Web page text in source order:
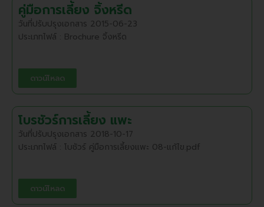
คู่มือการเลี้ยง จิ้งหรีด
วันที่ปรับปรุงเอกสาร 2015-06-23
ประเภทไฟล์ : Brochure จิ้งหรีด
ดาวน์โหลด
โบรชัวร์การเลี้ยง แพะ
วันที่ปรับปรุงเอกสาร 2018-10-17
ประเภทไฟล์ : โบชัวร์ คู่มือการเลี้ยงแพะ 08-แก้ไข.pdf
ดาวน์โหลด